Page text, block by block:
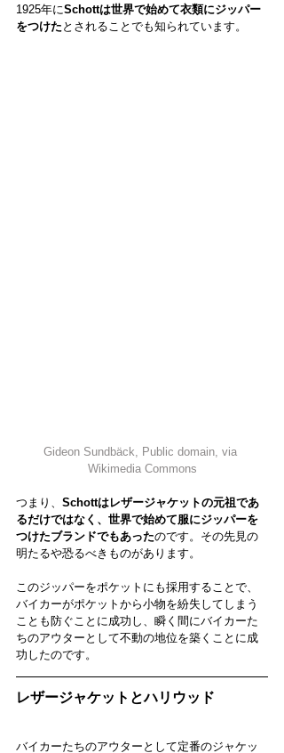
1925年にSchottは世界で始めて衣類にジッパー
をつけた とされることでも知られています。
Gideon Sundbäck, Public domain, via
Wikimedia Commons
つまり、 Schottはレザージャケットの元祖であ
るだけではなく、世界で始めて服にジッパーを
つけたブランドでもあったのです。その先見の
明たるや恐るべきものがあります。
このジッパーをポケットにも採用することで、
バイカーがポケットから小物を紛失してしまう
ことも防ぐことに成功し、瞬く間にバイカーた
ちのアウターとして不動の地位を築くことに成
功したのです。
レザージャケットとハリウッド
バイカーたちのアウターとして定番のジャケッ